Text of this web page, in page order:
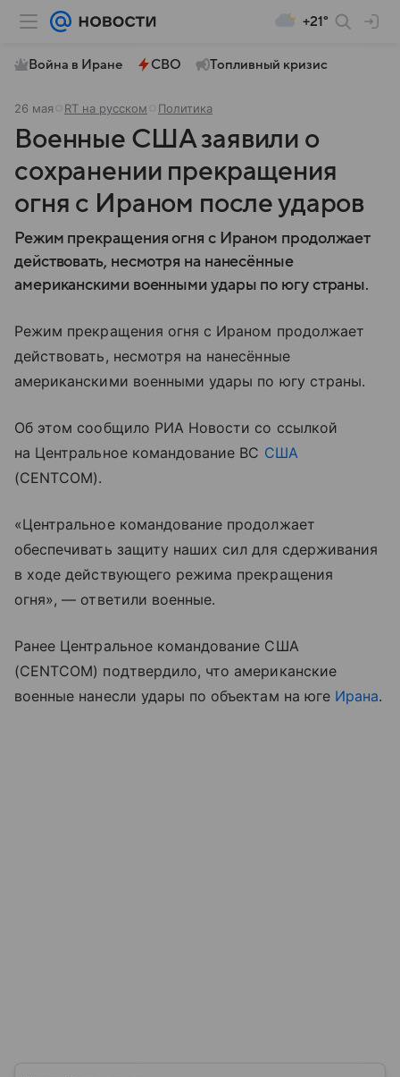
+21°
Война в Иране СВО Топливный кризис
26 мая RT на русском Политика
Военные США заявили о
сохранении прекращения
огня с Ираном после ударов
Режим прекращения огня с Ираном продолжает
действовать, несмотря на нанесённые
американскими военными удары по югу страны.
Режим прекращения огня с Ираном продолжает
действовать, несмотря на нанесённые
американскими военными удары по югу страны.
Об этом сообщило РИА Новости со ссылкой
на Центральное командование ВС США
(CENTCOM).
«Центральное командование продолжает
обеспечивать защиту наших сил для сдерживания
в ходе действующего режима прекращения
огня», — ответили военные.
Ранее Центральное командование США
(CENTCOM) подтвердило, что американские
военные нанесли удары по объектам на юге Ирана.